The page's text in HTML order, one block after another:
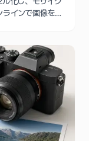
インで画像をぼ